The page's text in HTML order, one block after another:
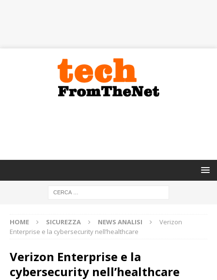
HOME SICUREZZA NEWS ANALISI
Verizon
Enterprise e la cybersecurity nell’healthcare
Verizon Enterprise e la
cybersecurity nell’healthcare